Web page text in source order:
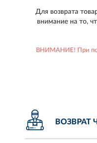
Для возврата
внимание на то,
ВНИМАНИЕ! При
ВОЗВРАТ